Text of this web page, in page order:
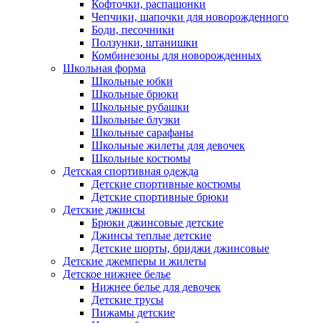
Кофточки, распашонки
Чепчики, шапочки для новорожденного
Боди, песочники
Ползунки, штанишки
Комбинезоны для новорожденных
Школьная форма
Школьные юбки
Школьные брюки
Школьные рубашки
Школьные блузки
Школьные сарафаны
Школьные жилеты для девочек
Школьные костюмы
Детская спортивная одежда
Детские спортивные костюмы
Детские спортивные брюки
Детские джинсы
Брюки джинсовые детские
Джинсы теплые детские
Детские шорты, бриджи джинсовые
Детские джемперы и жилеты
Детское нижнее белье
Нижнее белье для девочек
Детские трусы
Пижамы детские